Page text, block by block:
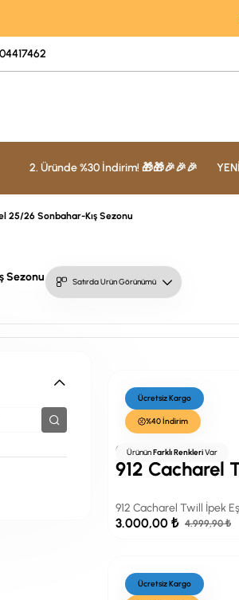
2. Üründe %30 İndirim! 🎁🎁🎉🎉🎉
25/26 Sonbahar-Kış Sezonu
Sezonu
Ücretsiz Kargo
%40 İndirim
ÜrününFarklı RenkleriVar
Cacharel
912 Cacharel
912 Cacharel Twill İpek
3.000,00 ₺ 4.999,90 ₺
Ücretsiz Kargo